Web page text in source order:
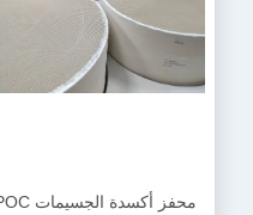
محفز أكسدة الجسيمات POC